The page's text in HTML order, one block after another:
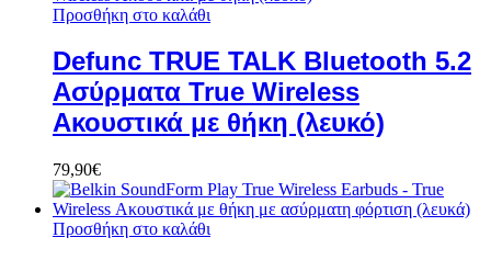
Προσθήκη στο καλάθι
Defunc TRUE TALK Bluetooth 5.2
Ασύρματα True Wireless
Ακουστικά με θήκη (λευκό)
79,90€
Προσθήκη στο καλάθι